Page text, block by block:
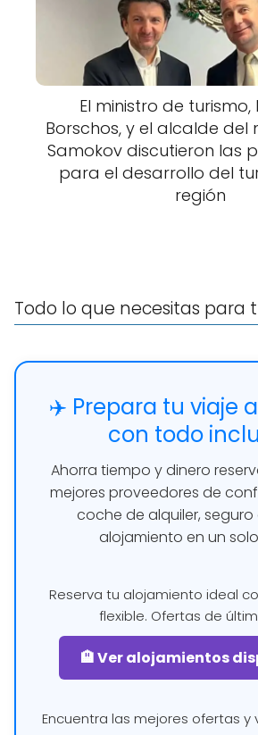
El ministro de turismo,
Borschos, y el alcalde del
Samokov discutieron las
para el desarrollo del
región
Todo lo que necesitas para
✈️ Prepara tu viaje
con todo
Ahorra tiempo y dinero
mejores proveedores de
coche de alquiler, seguro
alojamiento en un
Reserva tu alojamiento ideal
flexible. Ofertas de
🏨 Ver alojamientos
Encuentra las mejores ofertas y